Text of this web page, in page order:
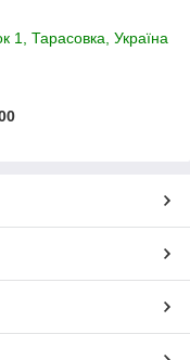
1, Тарасовка, Україна